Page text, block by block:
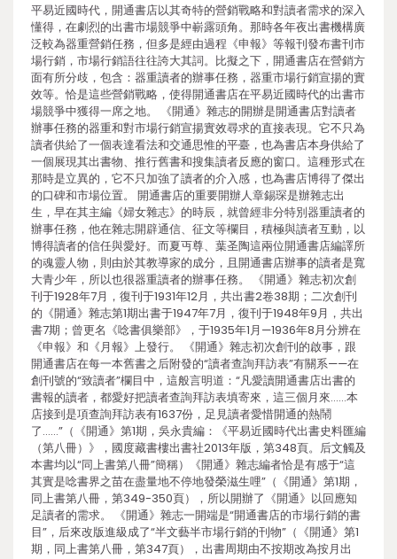
平易近國時代，開通書店以其奇特的營銷戰略和對讀者需求的深入
懂得，在劇烈的出書市場競爭中嶄露頭角。那時各年夜出書機構廣
泛較為器重營銷任務，但多是經由過程《申報》等報刊發布書刊市
場行銷，市場行銷語往往誇大其詞。比擬之下，開通書店在營銷方
面有所分歧，包含：器重讀者的辦事任務，器重市場行銷宣揚的實
效等。恰是這些營銷戰略，使得開通書店在平易近國時代的出書市
場競爭中獲得一席之地。 《開通》雜志的開辦是開通書店對讀者
辦事任務的器重和對市場行銷宣揚實效尋求的直接表現。它不只為
讀者供給了一個表達看法和交通思惟的平臺，也為書店本身供給了
一個展現其出書物、推行舊書和搜集讀者反應的窗口。這種形式在
那時是立異的，它不只加強了讀者的介入感，也為書店博得了傑出
的口碑和市場位置。 開通書店的重要開辦人章錫琛是辦雜志出
生，早在其主編《婦女雜志》的時辰，就曾經非分特別器重讀者的
辦事任務，他在雜志開辟通信、征文等欄目，積極與讀者互動，以
博得讀者的信任與愛好。而夏丏尊、葉圣陶這兩位開通書店編譯所
的魂靈人物，則由於其教導家的成分，且開通書店辦事的讀者是寬
大青少年，所以也很器重讀者的辦事任務。 《開通》雜志初次創
刊于1928年7月，復刊于1931年12月，共出書2卷38期；二次創刊
的《開通》雜志第1期出書于1947年7月，復刊于1948年9月，共出
書7期；曾更名《唸書俱樂部》，于1935年1月—1936年8月分辨在
《申報》和《月報》上發行。 《開通》雜志初次創刊的啟事，跟
開通書店在每一本舊書之后附發的“讀者查詢拜訪表”有關系——在
創刊號的“致讀者”欄目中，這般言明道：“凡愛讀開通書店出書的
書報的讀者，都愛好把讀者查詢拜訪表填寄來，這三個月來……本
店接到是項查詢拜訪表有1637份，足見讀者愛惜開通的熱鬧
了……”（《開通》第1期，吳永貴編：《平易近國時代出書史料匯編
（第八冊）》，國度藏書樓出書社2013年版，第348頁。后文觸及
本書均以“同上書第八冊”簡稱）《開通》雜志編者恰是有感于“這
其實是唸書界之苗在盡量地不停地發榮滋生哩”（《開通》第1期，
同上書第八冊，第349-350頁），所以開辦了《開通》以回應知
足讀者的需求。 《開通》雜志一開端是“開通書店的市場行銷的書
目”，后來改版進級成了“半文藝半市場行銷的刊物”（《開通》第1
期，同上書第八冊，第347頁），出書周期由不按期改為按月出